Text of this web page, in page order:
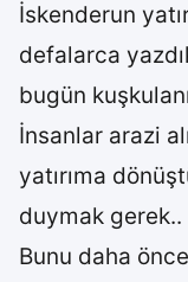
İskenderun
defalarca
bugün
İnsanlar arazi
yatırıma
duymak gerek..
Bunu daha